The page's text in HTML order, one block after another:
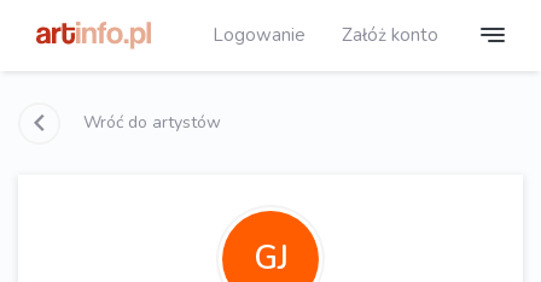
Logowanie Załóż konto
Wróć do artystów
GJ